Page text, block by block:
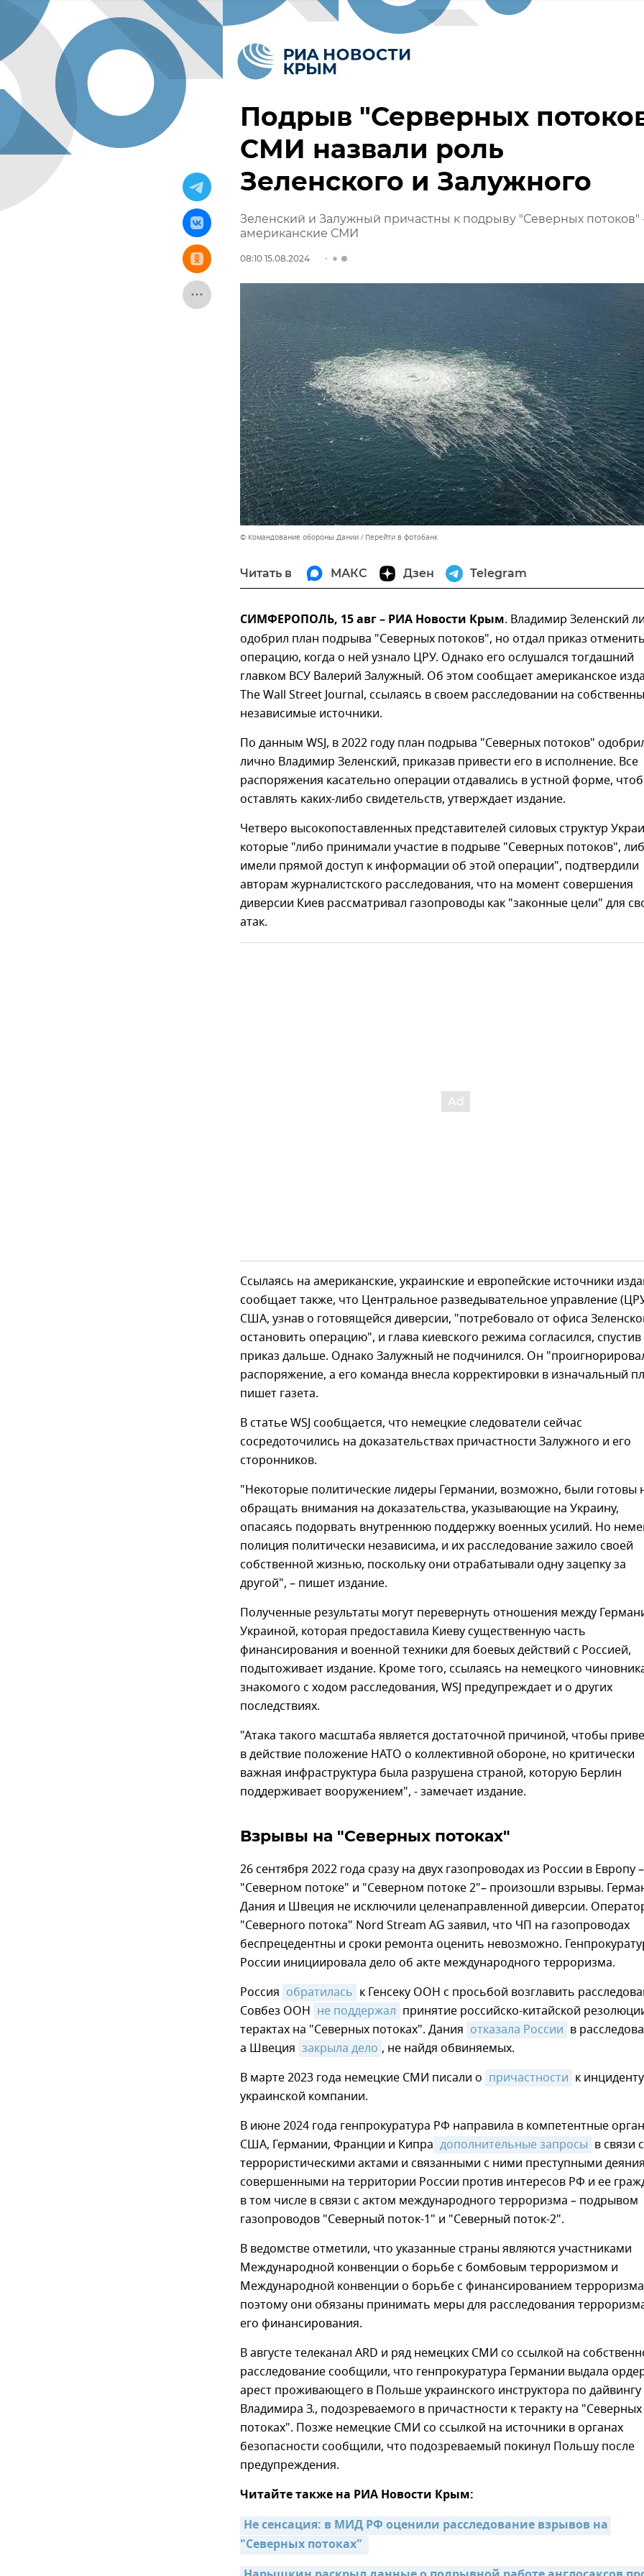
Подрыв "Серверных
СМИ назвали роль
Зеленского и Залужного
Зеленский и Залужный причастны к подрыву "Северных потоков"
американские СМИ
08:10 15.08.2024
© Командование обороны Дании Перейти в фотобанк
Читать в МАКС Дзен Telegram
СИМФЕРОПОЛЬ, 15 авг – РИА Новости Крым. Владимир Зеленский
одобрил план подрыва "Северных потоков", но отдал приказ
операцию, когда о ней узнало ЦРУ. Однако его ослушался тогдашний
главком ВСУ Валерий Залужный. Об этом сообщает американское
The Wall Street Journal, ссылаясь в своем расследовании на
независимые источники.
По данным WSJ, в 2022 году план подрыва "Северных потоков"
лично Владимир Зеленский, приказав привести его в исполнение. Все
распоряжения касательно операции отдавались в устной форме,
оставлять каких-либо свидетельств, утверждает издание.
Четверо высокопоставленных представителей силовых структур
которые "либо принимали участие в подрыве "Северных потоков",
имели прямой доступ к информации об этой операции", подтвердили
авторам журналистского расследования, что на момент совершения
диверсии Киев рассматривал газопроводы как "законные цели" для
атак.
Ссылаясь на американские, украинские и европейские источники
сообщает также, что Центральное разведывательное управление
США, узнав о готовящейся диверсии, "потребовало от офиса
остановить операцию", и глава киевского режима согласился, спустив
приказ дальше. Однако Залужный не подчинился. Он
распоряжение, а его команда внесла корректировки в изначальный
пишет газета.
В статье WSJ сообщается, что немецкие следователи сейчас
сосредоточились на доказательствах причастности Залужного и его
сторонников.
"Некоторые политические лидеры Германии, возможно, были готовы
обращать внимания на доказательства, указывающие на Украину,
опасаясь подорвать внутреннюю поддержку военных усилий. Но
полиция политически независима, и их расследование зажило своей
собственной жизнью, поскольку они отрабатывали одну зацепку за
другой", – пишет издание.
Полученные результаты могут перевернуть отношения между
Украиной, которая предоставила Киеву существенную часть
финансирования и военной техники для боевых действий с Россией,
подытоживает издание. Кроме того, ссылаясь на немецкого
знакомого с ходом расследования, WSJ предупреждает и о других
последствиях.
"Атака такого масштаба является достаточной причиной, чтобы
в действие положение НАТО о коллективной обороне, но критически
важная инфраструктура была разрушена страной, которую Берлин
поддерживает вооружением", - замечает издание.
Взрывы на "Северных потоках"
26 сентября 2022 года сразу на двух газопроводах из России в Европу –
"Северном потоке" и "Северном потоке 2"– произошли взрывы.
Дания и Швеция не исключили целенаправленной диверсии.
"Северного потока" Nord Stream AG заявил, что ЧП на газопроводах
беспрецедентны и сроки ремонта оценить невозможно.
России инициировала дело об акте международного терроризма.
Россия обратилась к Генсеку ООН с просьбой возглавить
Совбез ООН не поддержал принятие российско-китайской
терактах на "Северных потоках". Дания отказала России в
а Швеция закрыла дело , не найдя обвиняемых.
В марте 2023 года немецкие СМИ писали о причастности к инциденту
украинской компании.
В июне 2024 года генпрокуратура РФ направила в компетентные
США, Германии, Франции и Кипра дополнительные запросы в связи с
террористическими актами и связанными с ними преступными
совершенными на территории России против интересов РФ и ее
в том числе в связи с актом международного терроризма – подрывом
газопроводов "Северный поток-1" и "Северный поток-2".
В ведомстве отметили, что указанные страны являются участниками
Международной конвенции о борьбе с бомбовым терроризмом и
Международной конвенции о борьбе с финансированием
поэтому они обязаны принимать меры для расследования
его финансирования.
В августе телеканал ARD и ряд немецких СМИ со ссылкой на
расследование сообщили, что генпрокуратура Германии выдала
арест проживающего в Польше украинского инструктора по дайвингу
Владимира З., подозреваемого в причастности к теракту на "Северных
потоках". Позже немецкие СМИ со ссылкой на источники в органах
безопасности сообщили, что подозреваемый покинул Польшу после
предупреждения.
Читайте также на РИА Новости Крым:
Не сенсация: в МИД РФ оценили расследование взрывов на
"Северных потоках"